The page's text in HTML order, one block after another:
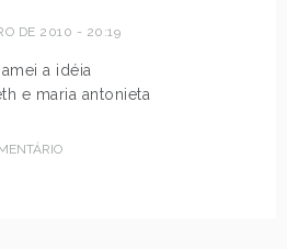
DE 2010 - 20:19
a idéia
e maria antonieta